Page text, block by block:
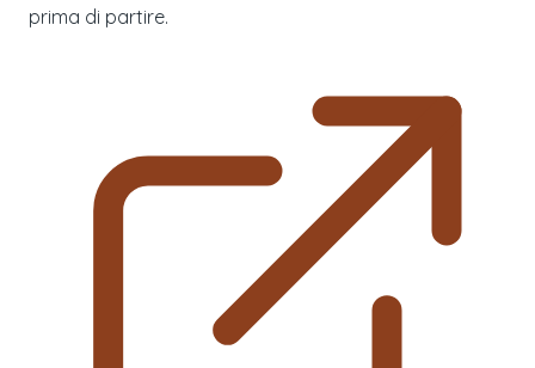
prima di partire.